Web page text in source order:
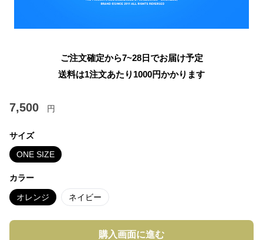
ご注文確定から7~28日でお届け予定
送料は1注文あたり 1000円かかります
7,500 円
サイズ
ONE SIZE
カラー
オレンジ ネイビー
購入画面に進む